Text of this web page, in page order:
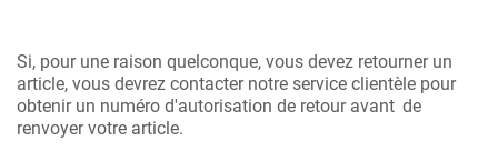
Si, pour une raison quelconque, vous devez retourner un
article, vous devrez contacter notre service clientèle pour
obtenir un numéro d'autorisation de retour avant de
renvoyer votre article.